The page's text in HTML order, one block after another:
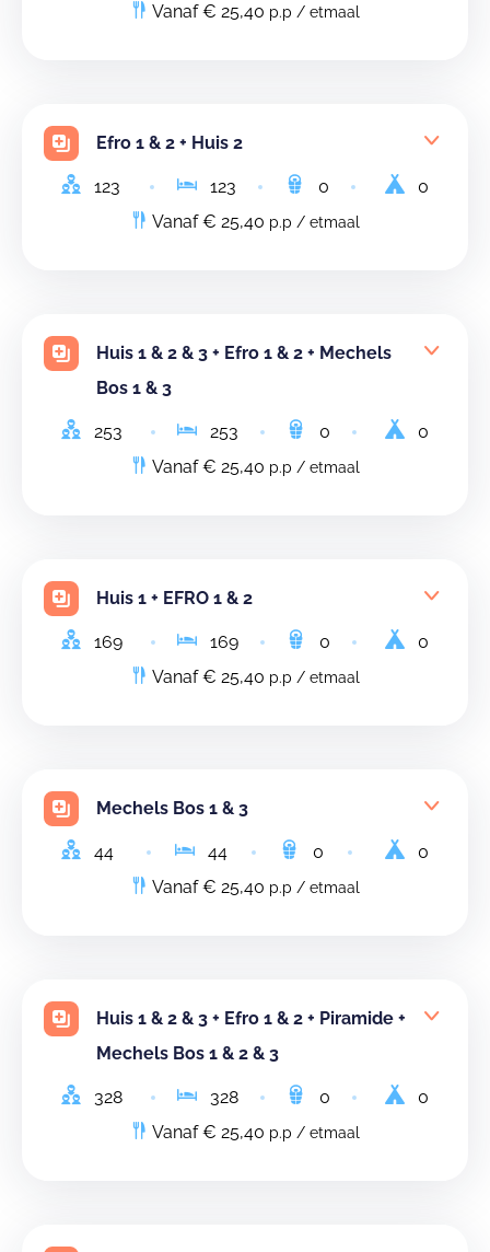
Vanaf € 25,40 p.p / etmaal
Efro 1 & 2 + Huis 2
123 123 0
0
Vanaf € 25,40 p.p / etmaal
Huis 1 & 2 & 3 + Efro 1 & 2 + Mechels
Bos 1 & 3
253 253 0
0
Vanaf € 25,40 p.p / etmaal
Huis 1 + EFRO 1 & 2
169 169 0
0
Vanaf € 25,40 p.p / etmaal
Mechels Bos 1 & 3
44 44 0
0
Vanaf € 25,40 p.p / etmaal
Huis 1 & 2 & 3 + Efro 1 & 2 + Piramide +
Mechels Bos 1 & 2 & 3
328 328 0
0
Vanaf € 25,40 p.p / etmaal